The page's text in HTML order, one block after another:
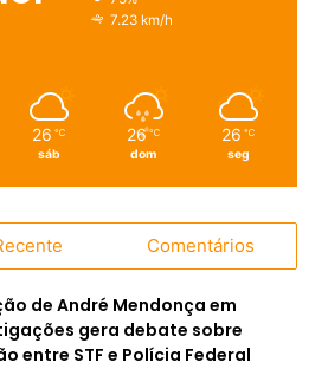
7.23 km/h
26 ℃
sáb
26 ℃
dom
26 ℃
seg
Comentários
de André Mendonça em
gera debate sobre
entre STF e Polícia Federal